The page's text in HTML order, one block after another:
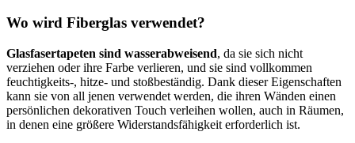
Wo wird Fiberglas verwendet?
Glasfasertapeten sind wasserabweisend, da sie sich nicht
verziehen oder ihre Farbe verlieren, und sie sind vollkommen
feuchtigkeits-, hitze- und stoßbeständig. Dank dieser Eigenschaften
kann sie von all jenen verwendet werden, die ihren Wänden einen
persönlichen dekorativen Touch verleihen wollen, auch in Räumen,
in denen eine größere Widerstandsfähigkeit erforderlich ist.